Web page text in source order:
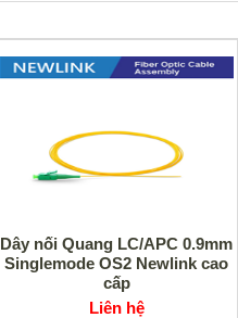
Dây nối Quang LC/APC 0.9mm
Singlemode OS2 Newlink cao
cấp
Liên hệ